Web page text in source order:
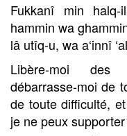
Fukkanî min halq-
hammin wa
lâ utîq-u, wa a‘innî
Libère-moi des
débarrasse-moi de
de toute difficulté,
je ne peux